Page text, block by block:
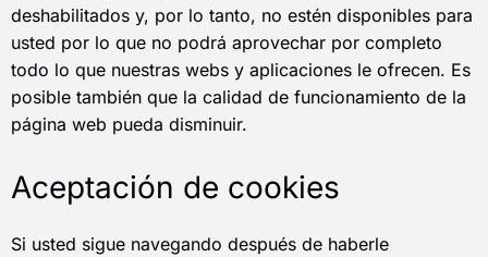
deshabilitados y, por lo tanto, no estén disponibles para
usted por lo que no podrá aprovechar por completo
todo lo que nuestras webs y aplicaciones le ofrecen. Es
posible también que la calidad de funcionamiento de la
página web pueda disminuir.
Aceptación de cookies
Si usted sigue navegando después de haberle